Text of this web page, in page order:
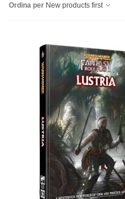
Ordina per New products first